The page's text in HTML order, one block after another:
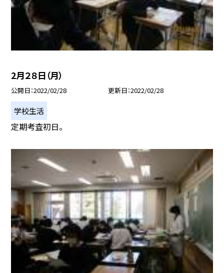
2月２８日（月）
公開日 2022/02/28 更新日 2022/02/28
学校生活
定期考査初日。